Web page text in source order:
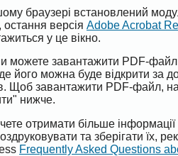
браузері встановлений
версія Adobe Acrobat
у це вікно.
можете завантажити PDF-
його можна буде відкрити за
Щоб завантажити PDF-файл,
нижче.
отримати більше
та зберігати їх,
Frequently Asked Questions